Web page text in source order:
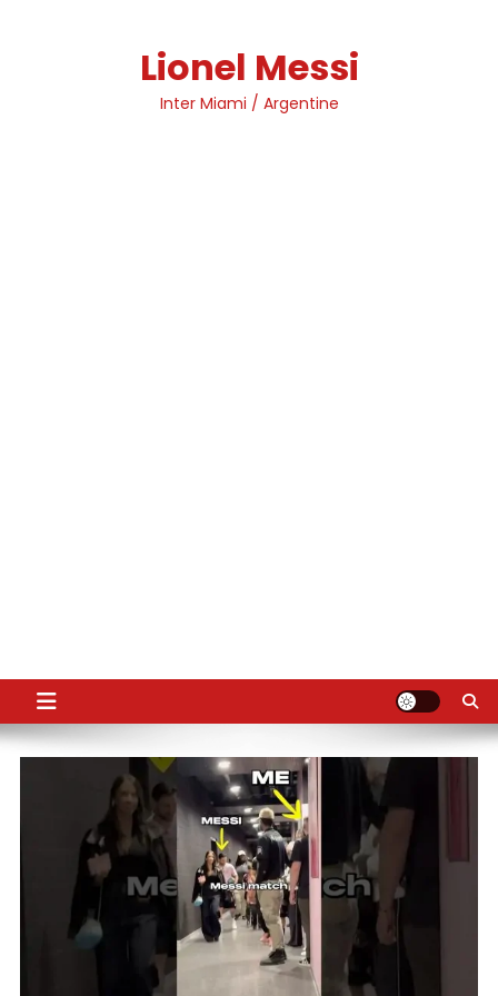
Lionel Messi
Inter Miami / Argentine